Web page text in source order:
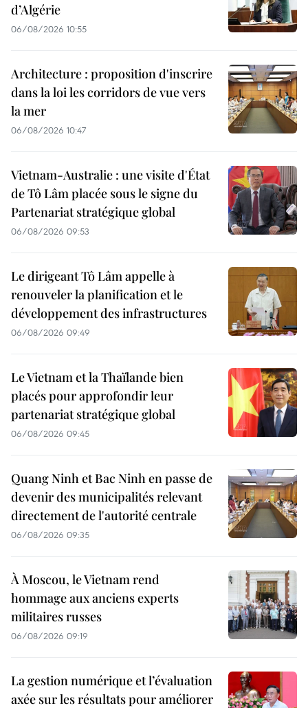
d’Algérie
06/08/2026 10:55
Architecture : proposition d'inscrire
dans la loi les corridors de vue vers
la mer
06/08/2026 10:47
Vietnam-Australie : une visite d'État
de Tô Lâm placée sous le signe du
Partenariat stratégique global
06/08/2026 09:53
Le dirigeant Tô Lâm appelle à
renouveler la planification et le
développement des infrastructures
06/08/2026 09:49
Le Vietnam et la Thaïlande bien
placés pour approfondir leur
partenariat stratégique global
06/08/2026 09:45
Quang Ninh et Bac Ninh en passe de
devenir des municipalités relevant
directement de l'autorité centrale
06/08/2026 09:35
À Moscou, le Vietnam rend
hommage aux anciens experts
militaires russes
06/08/2026 09:19
La gestion numérique et l’évaluation
axée sur les résultats pour améliorer